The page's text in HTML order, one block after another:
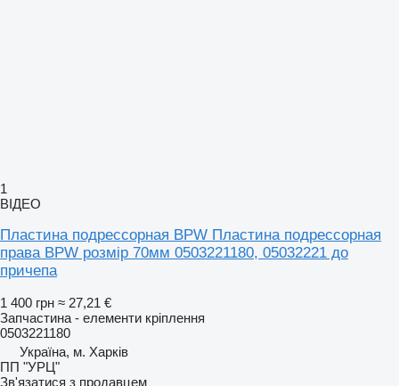
1
ВІДЕО
Пластина подрессорная BPW Пластина подрессорная
права BPW розмір 70мм 0503221180, 05032221 до
причепа
1 400 грн ≈ 27,21 €
Запчастина - елементи кріплення
0503221180
Україна, м. Харків
ПП "УРЦ"
Зв'язатися з продавцем